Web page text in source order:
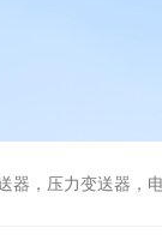
，压力变送器，电